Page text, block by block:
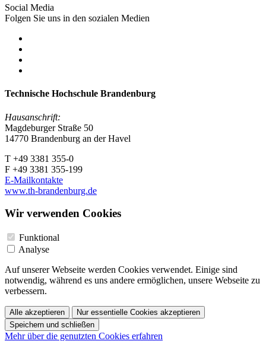
Social Media
Folgen Sie uns in den sozialen Medien
Technische Hochschule Brandenburg
Hausanschrift:
Magdeburger Straße 50
14770 Brandenburg an der Havel
T +49 3381 355-0
F +49 3381 355-199
E-Mailkontakte
www.th-brandenburg.de
Wir verwenden Cookies
Funktional
Analyse
Auf unserer Webseite werden Cookies verwendet. Einige sind
notwendig, während es uns andere ermöglichen, unsere Webseite zu
verbessern.
Alle akzeptieren
Nur essentielle Cookies akzeptieren
Speichern und schließen
Mehr über die genutzten Cookies erfahren